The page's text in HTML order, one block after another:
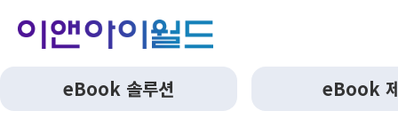
eBook 솔루션 eBook